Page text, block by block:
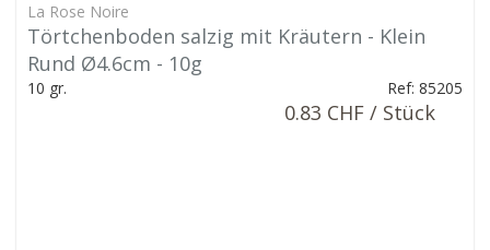
La Rose Noire
Törtchenboden salzig mit Kräutern - Klein
Rund Ø4.6cm - 10g
10 gr. Ref: 85205
0.83 CHF / Stück